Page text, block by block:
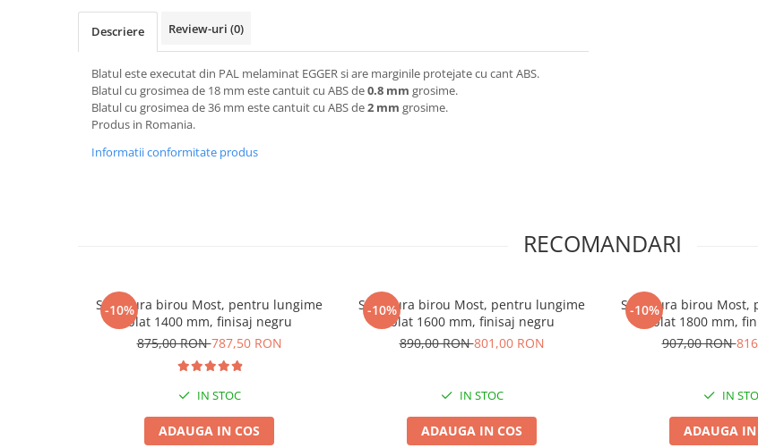
Descriere Review-uri (0)
Blatul este executat din PAL melaminat EGGER si are marginile protejate cu cant ABS.
Blatul cu grosimea de 18 mm este cantuit cu ABS de0.8 mm grosime.
Blatul cu grosimea de 36 mm este cantuit cu ABS de2 mm grosime.
Produs in Romania.
Informatii conformitate produs
RECOMANDARI
-10%
Structura birou Most, pentru lungime
blat 1400 mm, finisaj negru
875,00 RON787,50 RON
IN STOC
ADAUGA IN COS
-10%
Structura birou Most, pentru lungime
blat 1600 mm, finisaj negru
890,00 RON801,00 RON
IN STOC
ADAUGA IN COS
-10%
Structura birou Most,
blat 1800 mm,
907,00 RON
IN
ADAUGA IN